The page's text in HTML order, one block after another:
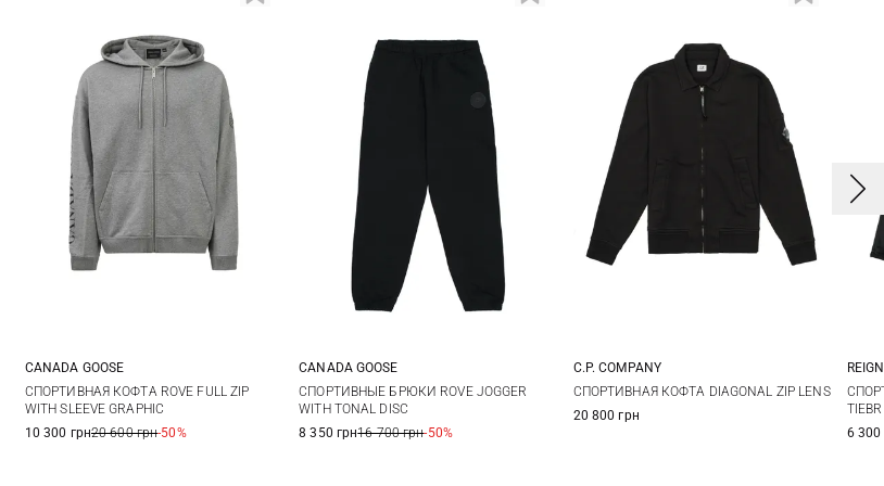
S M L XL
XXL
CANADA GOOSE
СПОРТИВНАЯ КОФТА ROVE FULL ZIP
WITH SLEEVE GRAPHIC
10 300 грн20 600 грн-50%
S M L XL
XXL
CANADA GOOSE
СПОРТИВНЫЕ БРЮКИ ROVE JOGGER
WITH TONAL DISC
8 350 грн16 700 грн-50%
M L XL XXL
C.P. COMPANY
СПОРТИВНАЯ КОФТА DIAGONAL ZIP LENS
20 800 грн
M
6 300